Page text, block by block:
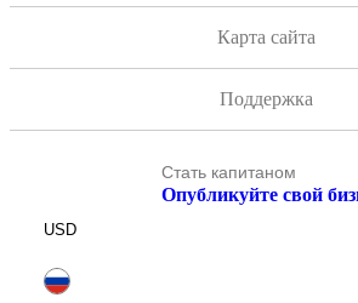
Карта сайта
Поддержка
Стать капитаном
Опубликуйте свой
USD